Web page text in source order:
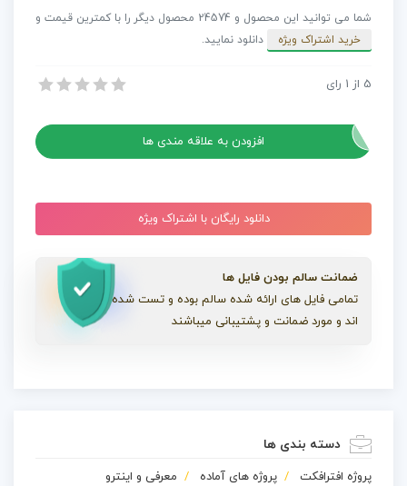
عدد
شما می توانید این محصول و 24574 محصول دیگر را با کمترین قیمت و
خرید اشتراک ویژه
دانلود نمایید.
پروژه افترافکت اوپنر دیوار عکس زیبا
5 از 1 رای
افزودن به علاقه مندی ها
دانلود رایگان با اشتراک ویژه
ضمانت سالم بودن فایل ها
تمامی فایل های ارائه شده سالم بوده و تست شده
اند و مورد ضمانت و پشتیبانی میباشند
دسته بندی ها
پروژه افترافکت پروژه های آماده معرفی و اینترو